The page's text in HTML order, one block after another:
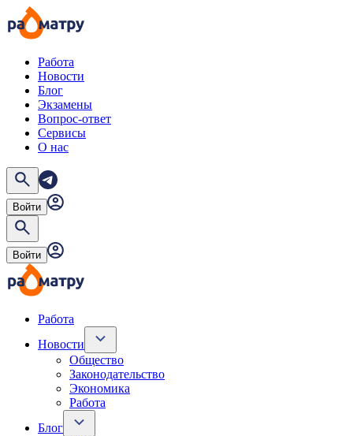
Работа
Новости
Блог
Экзамены
Вопрос-ответ
Сервисы
О нас
Войти
Войти
Работа
Новости
Общество
Законодательство
Экономика
Работа
Блог